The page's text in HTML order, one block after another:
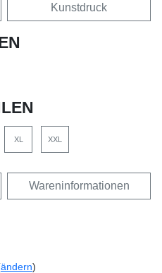
Kunstdruck
XL XXL
Wareninformationen
ändern)